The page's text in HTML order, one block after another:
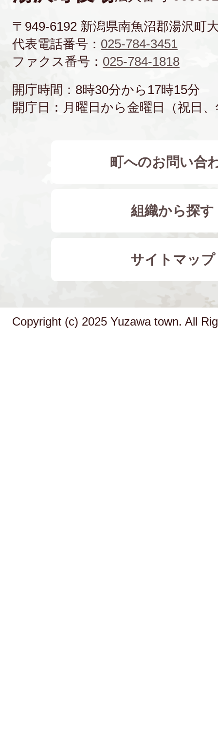
〒949-6192 新潟県南魚沼郡湯沢町
代表電話番号： 025-784-3451
ファクス番号： 025-784-1818
開庁時間：8時30分から17時15分
開庁日：月曜日から金曜日（祝日
町へのお問い合
組織から探す
サイトマップ
Copyright (c) 2025 Yuzawa town. All